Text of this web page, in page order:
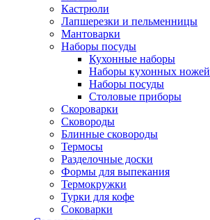
Кастрюли
Лапшерезки и пельменницы
Мантоварки
Наборы посуды
Кухонные наборы
Наборы кухонных ножей
Наборы посуды
Столовые приборы
Скороварки
Сковороды
Блинные сковороды
Термосы
Разделочные доски
Формы для выпекания
Термокружки
Турки для кофе
Соковарки